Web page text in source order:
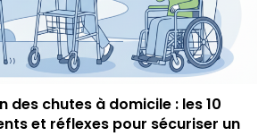
des chutes à domicile : les 10
et réflexes pour sécuriser un